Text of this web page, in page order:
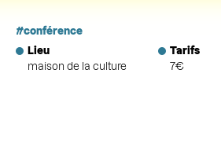
conférence
Lieu
maison de la culture
Tarifs
7€